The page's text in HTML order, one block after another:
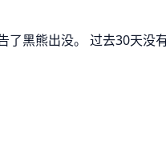
黑熊出没。 过去30天